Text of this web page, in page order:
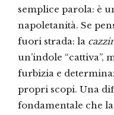
semplice parola: è
napoletanità. Se
fuori strada: la
un’indole “cattiva”,
furbizia e
propri scopi. Una
fondamentale che